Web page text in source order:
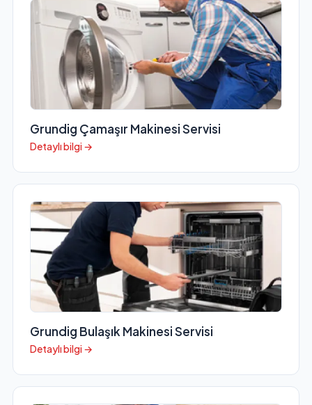
Grundig Çamaşır Makinesi Servisi
Detaylı bilgi →
Grundig Bulaşık Makinesi Servisi
Detaylı bilgi →